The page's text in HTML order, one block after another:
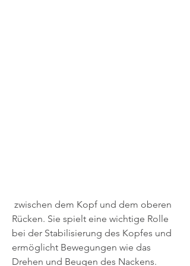
Rücken. Sie spielt eine wichtige Rolle
bei der Stabilisierung des Kopfes und
ermöglicht Bewegungen wie das
Drehen und Beugen des Nackens.